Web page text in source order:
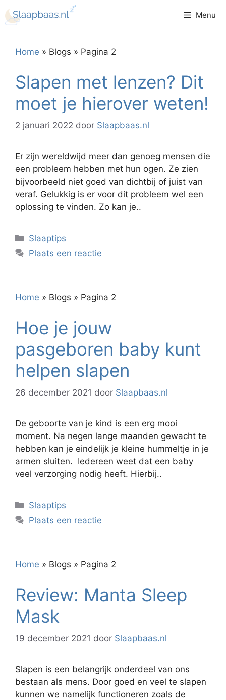
naar
Menu
Home » Blogs » Pagina 2
Slapen met lenzen? Dit
moet je hierover weten!
2 januari 2022 door Slaapbaas.nl
Er zijn wereldwijd meer dan genoeg mensen die
een probleem hebben met hun ogen. Ze zien
bijvoorbeeld niet goed van dichtbij of juist van
veraf. Gelukkig is er voor dit probleem wel een
oplossing te vinden. Zo kan je..
Categorieën
Slaaptips
Plaats een reactie
Home » Blogs » Pagina 2
Hoe je jouw
pasgeboren baby kunt
helpen slapen
26 december 2021 door Slaapbaas.nl
De geboorte van je kind is een erg mooi
moment. Na negen lange maanden gewacht te
hebben kan je eindelijk je kleine hummeltje in je
armen sluiten. Iedereen weet dat een baby
veel verzorging nodig heeft. Hierbij..
Categorieën
Slaaptips
Plaats een reactie
Home » Blogs » Pagina 2
Review: Manta Sleep
Mask
19 december 2021 door Slaapbaas.nl
Slapen is een belangrijk onderdeel van ons
bestaan als mens. Door goed en veel te slapen
kunnen we namelijk functioneren zoals de